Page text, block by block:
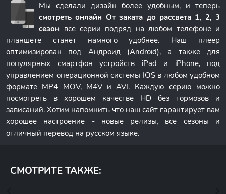
Мы сделали дизайн более удобным, и теперь
смотреть онлайн От заката до рассвета 1, 2, 3
сезон все серии подряд на любом телефоне и
планшете станет намного удобнее. Наш плеер
оптимизирован под Андроид (Android), а также для
популярных смартфон устройств iPad и iPhone, под
управлением операционной системы IOS в любом удобном
формате MP4 MOV, M4V и AVI. Каждую серию можно
посмотреть в хорошем качестве HD без тормозов и
зависаний. Хотим напомнить что наш сайт гарантирует вам
хорошее настроение - новые релизы, все сезоны и
отличный перевод на русском языке.
СМОТРИТЕ ТАКЖЕ: